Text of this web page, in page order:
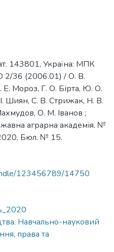
143801, Україна: МПК
2/36 (2006.01) / О. В.
Мороз, Г. О. Бірта, Ю. О.
Шиян, С. В. Стрижак, Н. В.
О. М. Іванов ;
аграрна академія. №
Бюл. № 15.
123456789/14750
Навчально-науковий
права та